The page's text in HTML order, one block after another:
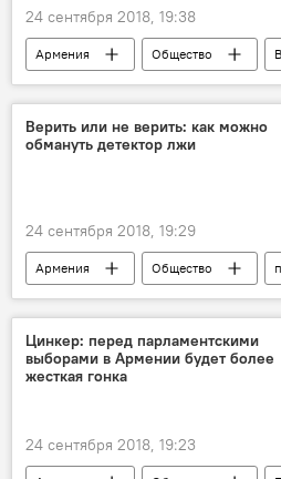
24 сентября 2018, 19:38
Армения Общество
Россия
Москва
Верить или не верить: как можно
обмануть детектор лжи
24 сентября 2018, 19:29
Армения Общество
человек
машина
Цинкер: перед парламентскими
выборами в Армении будет более
жесткая гонка
24 сентября 2018, 19:23